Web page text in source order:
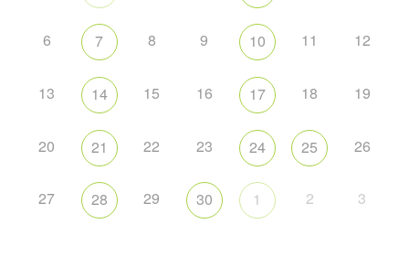
6 7 8 9 10 11 12
13 14 15 16 17 18 19
20 21 22 23 24 25 26
27 28 29 30 1 2 3